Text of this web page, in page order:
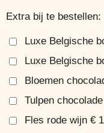
Extra bij te bestellen:
Luxe Belgische
Luxe Belgische
Bloemen
Tulpen
Fles rode wijn €